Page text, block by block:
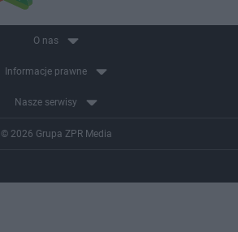
O nas
Informacje prawne
Nasze serwisy
© 2026 Grupa ZPR Media